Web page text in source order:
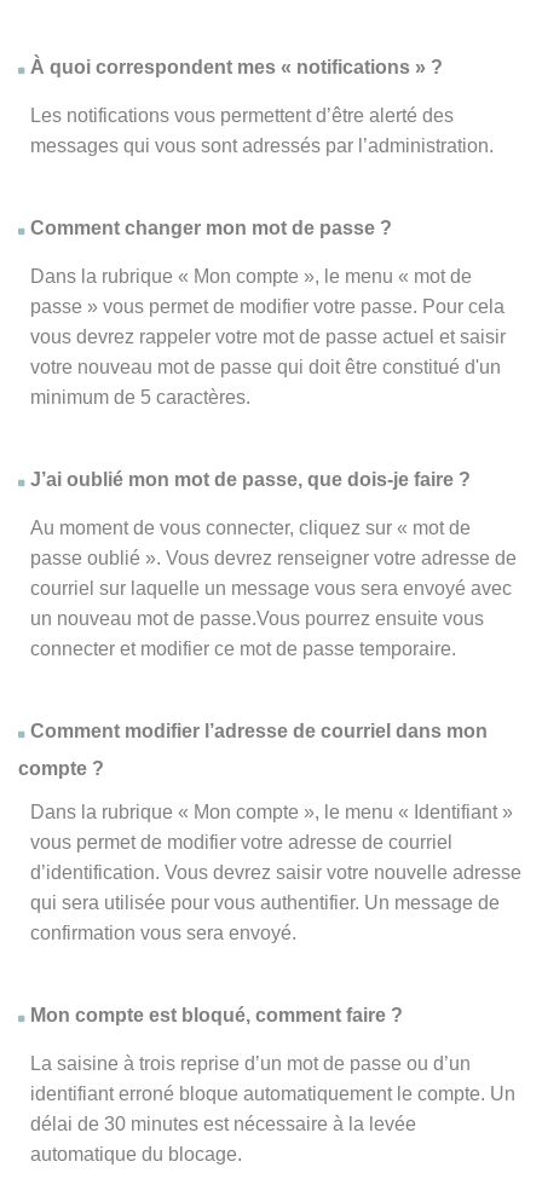
À quoi correspondent mes « notifications » ?
Les notifications vous permettent d’être alerté des
messages qui vous sont adressés par l’administration.
Comment changer mon mot de passe ?
Dans la rubrique « Mon compte », le menu « mot de
passe » vous permet de modifier votre passe. Pour cela
vous devrez rappeler votre mot de passe actuel et saisir
votre nouveau mot de passe qui doit être constitué d'un
minimum de 5 caractères.
J’ai oublié mon mot de passe, que dois-je faire ?
Au moment de vous connecter, cliquez sur « mot de
passe oublié ». Vous devrez renseigner votre adresse de
courriel sur laquelle un message vous sera envoyé avec
un nouveau mot de passe.Vous pourrez ensuite vous
connecter et modifier ce mot de passe temporaire.
Comment modifier l’adresse de courriel dans mon
compte ?
Dans la rubrique « Mon compte », le menu « Identifiant »
vous permet de modifier votre adresse de courriel
d’identification. Vous devrez saisir votre nouvelle adresse
qui sera utilisée pour vous authentifier. Un message de
confirmation vous sera envoyé.
Mon compte est bloqué, comment faire ?
La saisine à trois reprise d’un mot de passe ou d’un
identifiant erroné bloque automatiquement le compte. Un
délai de 30 minutes est nécessaire à la levée
automatique du blocage.